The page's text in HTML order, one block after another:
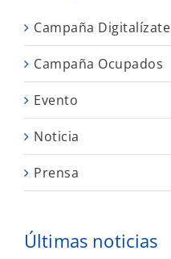
Campaña Digitalízate
Campaña Ocupados
Evento
Noticia
Prensa
Últimas noticias